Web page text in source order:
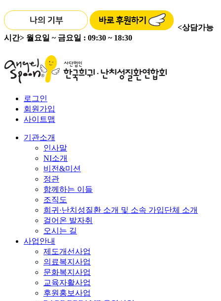
<상담가능
시간> 월요일 ~ 금요일 : 09:30 ~ 18:30
로그인
회원가입
사이트맵
기관소개
인사말
NI소개
비전&미션
정관
함께하는 이들
조직도
희귀·난치성질환 소개 및 소속 가입단체 소개
걸어온 발자취
오시는 길
사업안내
제도개선사업
의료복지사업
문화복지사업
교육자활사업
후원홍보사업